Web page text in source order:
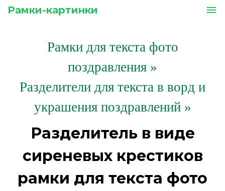
Рамки-картинки menu
Рамки для текста фото
поздравления »
Разделители для текста в ворд и
украшения поздравлений »
Разделитель в виде
сиреневых крестиков
рамки для текста фото